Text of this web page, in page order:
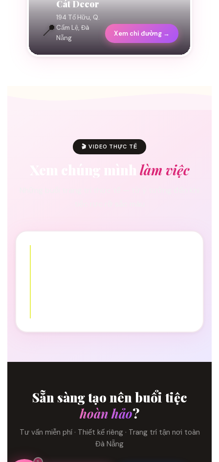
📍
Cát Decor
194 Tố Hữu, Q.
Cẩm Lệ, Đà
Nẵng
Xem chỉ đường →
🎬 VIDEO THỰC TẾ
Xem chúng mình làm việc
Sẵn sàng tạo nên buổi tiệc
hoàn hảo?
Tư vấn miễn phí · Thiết kế riêng · Trang trí tận nơi toàn
Đà Nẵng